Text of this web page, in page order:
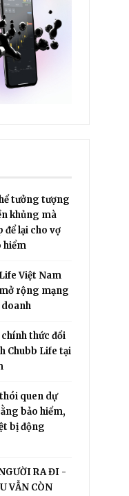
tưởng tượng
khủng mà
để lại cho vợ
hiểm
Việt Nam
rộng mạng
chính thức đổi
Chubb Life tại
quen dự
bảo hiểm,
bị động
RA ĐI -
VẪN CÒN